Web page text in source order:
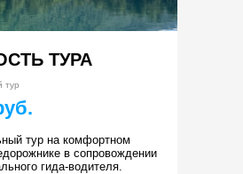
ТУРА
тур
тур на комфортном
в сопровождении
гида-водителя.